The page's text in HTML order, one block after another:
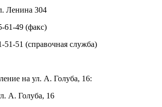
Ленина 304
61-49 (факс)
51-51 (справочная служба)
на ул. А. Голуба, 16:
А. Голуба, 16